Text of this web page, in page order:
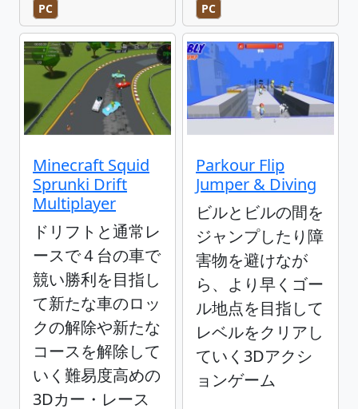
PC PC
Minecraft Squid
Sprunki Drift
Multiplayer
ドリフトと通常レ
ースで４台の車で
競い勝利を目指し
て新たな車のロッ
クの解除や新たな
コースを解除して
いく難易度高めの
3Dカー・レース
Parkour Flip
Jumper & Diving
ビルとビルの間を
ジャンプしたり障
害物を避けなが
ら、より早くゴー
ル地点を目指して
レベルをクリアし
ていく3Dアクシ
ョンゲーム